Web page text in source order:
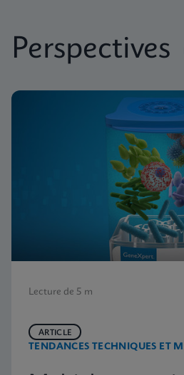
Perspectives
Lecture de 5 m
TENDANCES TECHNIQUES ET
ARTICLE